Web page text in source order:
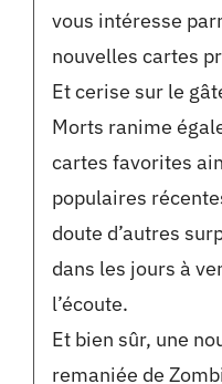
vous intéresse
nouvelles cartes
Et cerise sur le
Morts ranime
cartes favorites
populaires
doute d’autres
dans les jours à
l’écoute.
Et bien sûr, une
remaniée de